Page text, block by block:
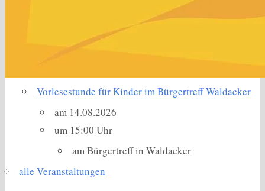
Vorlesestunde für Kinder im Bürgertreff Waldacker
am 14.08.2026
um 15:00 Uhr
am Bürgertreff in Waldacker
alle Veranstaltungen